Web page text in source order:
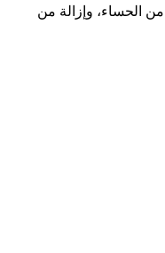
الحساء، وإزالة من